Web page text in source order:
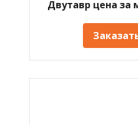
Двутавр цена за